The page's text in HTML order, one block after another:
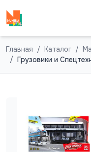
Главная Каталог
Грузовики и